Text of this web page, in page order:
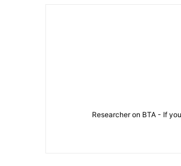
Researcher on BTA - If